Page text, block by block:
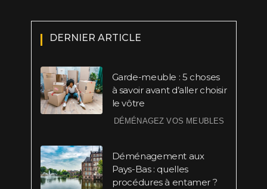
DERNIER ARTICLE
Garde-meuble : 5 choses
à savoir avant d’aller choisir
le vôtre
DÉMÉNAGEZ VOS MEUBLES
Déménagement aux
Pays-Bas : quelles
procédures à entamer ?